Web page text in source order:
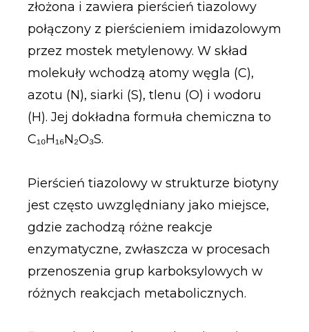
złożona i zawiera pierścień tiazolowy
połączony z pierścieniem imidazolowym
przez mostek metylenowy. W skład
molekuły wchodzą atomy węgla (C),
azotu (N), siarki (S), tlenu (O) i wodoru
(H). Jej dokładna formuła chemiczna to
C₁₀H₁₆N₂O₃S.
Pierścień tiazolowy w strukturze biotyny
jest często uwzględniany jako miejsce,
gdzie zachodzą różne reakcje
enzymatyczne, zwłaszcza w procesach
przenoszenia grup karboksylowych w
różnych reakcjach metabolicznych.